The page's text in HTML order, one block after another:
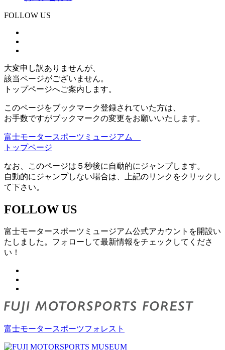
FOLLOW US
大変申し訳ありませんが、
該当ページがございません。
トップページへご案内します。
このページをブックマーク登録されていた方は、
お手数ですがブックマークの変更をお願いいたします。
富士モータースポーツミュージアム
トップページ
なお、このページは５秒後に自動的にジャンプします。
自動的にジャンプしない場合は、上記のリンクをクリックし
て下さい。
FOLLOW US
富士モータースポーツミュージアム公式アカウントを開設い
たしました。フォローして最新情報をチェックしてくださ
い！
富士モータースポーツフォレスト